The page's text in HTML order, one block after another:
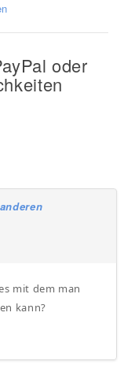
oder
mit dem man
kann?